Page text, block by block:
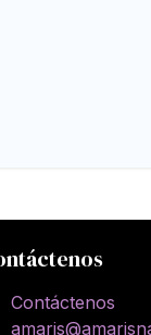
Contáctenos